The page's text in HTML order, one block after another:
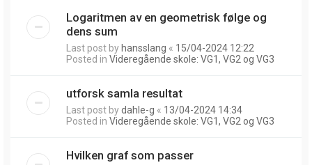
Logaritmen av en geometrisk følge og
dens sum
Last post by hansslang « 15/04-2024 12:22
Posted in Videregående skole: VG1, VG2 og VG3
utforsk samla resultat
Last post bydahle-g « 13/04-2024 14:34
Posted in Videregående skole: VG1, VG2 og VG3
Hvilken graf som passer